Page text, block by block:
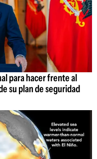
para hacer frente al
su plan de seguridad